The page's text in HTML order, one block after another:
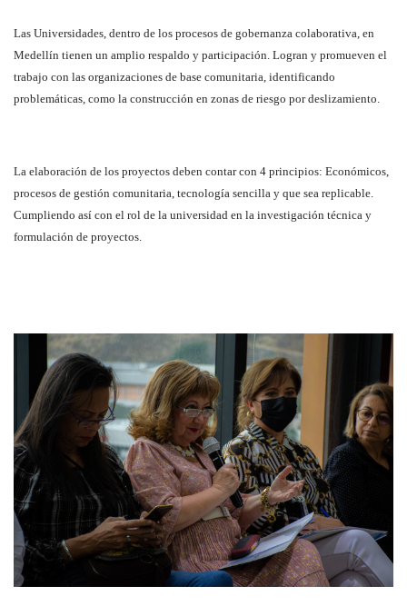
Las Universidades, dentro de los procesos de gobernanza colaborativa, en
Medellín tienen un amplio respaldo y participación. Logran y promueven el
trabajo con las organizaciones de base comunitaria, identificando
problemáticas, como la construcción en zonas de riesgo por deslizamiento.
La elaboración de los proyectos deben contar con 4 principios: Económicos,
procesos de gestión comunitaria, tecnología sencilla y que sea replicable.
Cumpliendo así con el rol de la universidad en la investigación técnica y
formulación de proyectos.